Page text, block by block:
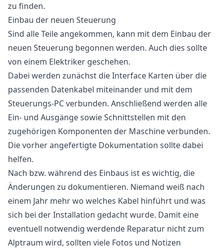
zu finden.
Einbau der neuen Steuerung
Sind alle Teile angekommen, kann mit dem Einbau der
neuen Steuerung begonnen werden. Auch dies sollte
von einem Elektriker geschehen.
Dabei werden zunächst die Interface Karten über die
passenden Datenkabel miteinander und mit dem
Steuerungs-PC verbunden. Anschließend werden alle
Ein- und Ausgänge sowie Schnittstellen mit den
zugehörigen Komponenten der Maschine verbunden.
Die vorher angefertigte Dokumentation sollte dabei
helfen.
Nach bzw. während des Einbaus ist es wichtig, die
Änderungen zu dokumentieren. Niemand weiß nach
einem Jahr mehr wo welches Kabel hinführt und was
sich bei der Installation gedacht wurde. Damit eine
eventuell notwendig werdende Reparatur nicht zum
Alptraum wird, sollten viele Fotos und Notizen